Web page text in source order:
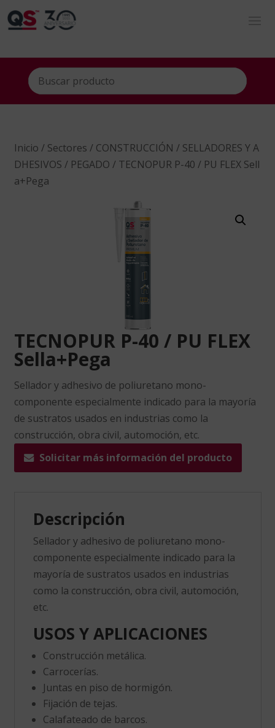
Inicio / Sectores / CONSTRUCCIÓN / SELLADORES Y A
DHESIVOS / PEGADO / TECNOPUR P-40 / PU FLEX Sell
a+Pega
TECNOPUR P-40 / PU FLEX
Sella+Pega
Sellador y adhesivo de poliuretano mono-
componente especialmente indicado para la mayoría
de sustratos usados en industrias como la
construcción, obra civil, automoción, etc.
Solicitar más información del producto
Descripción
Sellador y adhesivo de poliuretano mono-
componente especialmente indicado para la
mayoría de sustratos usados en industrias
como la construcción, obra civil, automoción,
etc.
USOS Y APLICACIONES
Construcción metálica.
Carrocerías.
Juntas en piso de hormigón.
Fijación de tejas.
Calafateado de barcos.